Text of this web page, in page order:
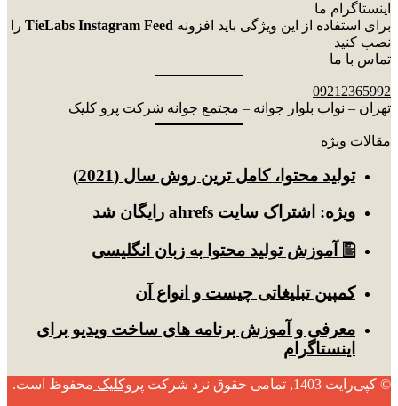
اینستاگرام ما
برای استفاده از این ویژگی باید افزونه TieLabs Instagram Feed را
نصب کنید
تماس با ما
09212365992
تهران – نواب بلوار جوانه – مجتمع جوانه شرکت پرو کلیک
مقالات ویژه
توليد محتوا، کامل ترین روش سال (2021)
ویژه: اشتراک سایت ahrefs رایگان شد
🖺 آموزش تولید محتوا به زبان انگلیسی
کمپین تبلیغاتی چیست و انواع آن
معرفی و آموزش برنامه های ساخت ویدیو برای
اینستاگرام
© کپی‌رایت 1403, تمامی حقوق نزد شرکت پروکلیک محفوظ است.